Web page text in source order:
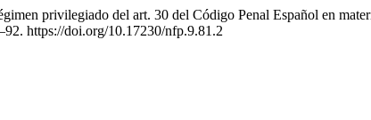
privilegiado del art. 30 del Código Penal Español en
https://doi.org/10.17230/nfp.9.81.2